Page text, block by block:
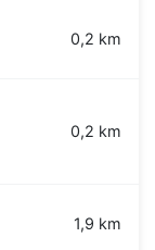
0,2 km
0,2 km
1,9 km